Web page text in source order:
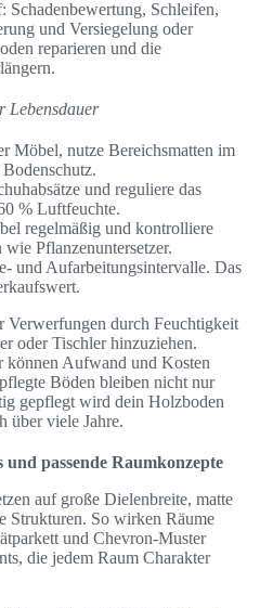
Schadenbewertung, Schleifen,
und Versiegelung oder
reparieren und die
Lebensdauer
Möbel, nutze Bereichsmatten im
und reguliere das
% Luftfeuchte.
regelmäßig und kontrolliere
Pflanzenuntersetzer.
und Aufarbeitungsintervalle. Das
Verwerfungen durch Feuchtigkeit
oder Tischler hinzuziehen.
können Aufwand und Kosten
Böden bleiben nicht nur
gepflegt wird dein Holzboden
über viele Jahre.
und passende Raumkonzepte
auf große Dielenbreite, matte
Strukturen. So wirken Räume
und Chevron-Muster
die jedem Raum Charakter